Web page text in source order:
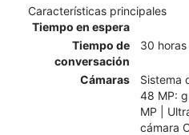
Características principales
Tiempo en espera
Tiempo de
conversación
30 horas
Cámaras
Sistema
48 MP:
MP |
cámara